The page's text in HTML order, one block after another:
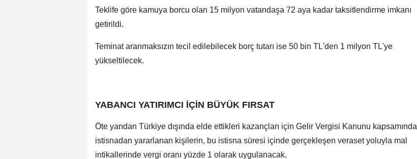
Teklife göre kamuya borcu olan 15 milyon vatandaşa 72 aya kadar taksitlendirme imkanı
getirildi.
Teminat aranmaksızın tecil edilebilecek borç tutarı ise 50 bin TL'den 1 milyon TL'ye
yükseltilecek.
YABANCI YATIRIMCI İÇİN BÜYÜK FIRSAT
Öte yandan Türkiye dışında elde ettikleri kazançları için Gelir Vergisi Kanunu kapsamında
istisnadan yararlanan kişilerin, bu istisna süresi içinde gerçekleşen veraset yoluyla mal
intikallerinde vergi oranı yüzde 1 olarak uygulanacak.